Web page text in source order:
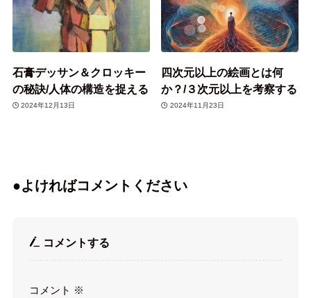
石膏デッサン＆クロッキー
の秘訣/人体の構造を捉える
2024年12月13日
四次元以上の絵画とは何
か？/３次元以上を考察する
2024年11月23日
●よければコメントください
コメントする
コメント ※